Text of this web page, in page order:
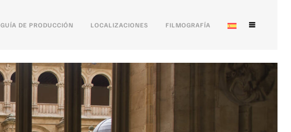
GUÍA DE PRODUCCIÓN LOCALIZACIONES FILMOGRAFÍA